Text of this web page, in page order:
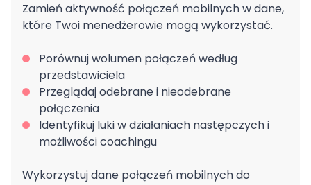
Zamień aktywność połączeń mobilnych w dane,
które Twoi menedżerowie mogą wykorzystać.
Porównuj wolumen połączeń według
przedstawiciela
Przeglądaj odebrane i nieodebrane
połączenia
Identyfikuj luki w działaniach następczych i
możliwości coachingu
Wykorzystuj dane połączeń mobilnych do